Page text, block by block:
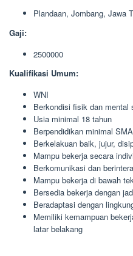
Plandaan, Jombang, Jawa
Gaji:
2500000
Kualifikasi Umum:
WNI
Berkondisi fisik dan mental
Usia minimal 18 tahun
Berpendidikan minimal
Berkelakuan baik, jujur,
Mampu bekerja secara
Berkomunikasi dan
Mampu bekerja di bawah
Bersedia bekerja dengan
Beradaptasi dengan
Memiliki kemampuan
latar belakang